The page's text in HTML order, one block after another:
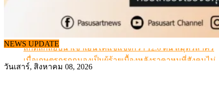
NEWS UPDATE
สกัดลักลอบนำเข้าเอ็นโคแช่แข็งกว่า 12.6 ตัน สมุทรสาคร
เมื่อเกษตรกรถูกมองเป็นผู้ร้ายเบื้องหลังราคาหมูที่สังคมไม่
สุดอั้น! ไข่ไก่หน้าฟาร์มปรับขึ้นอีก 6 บาท/แผง เริ่ม 7 ส.ค.69
วันเสาร์, สิงหาคม 08, 2026